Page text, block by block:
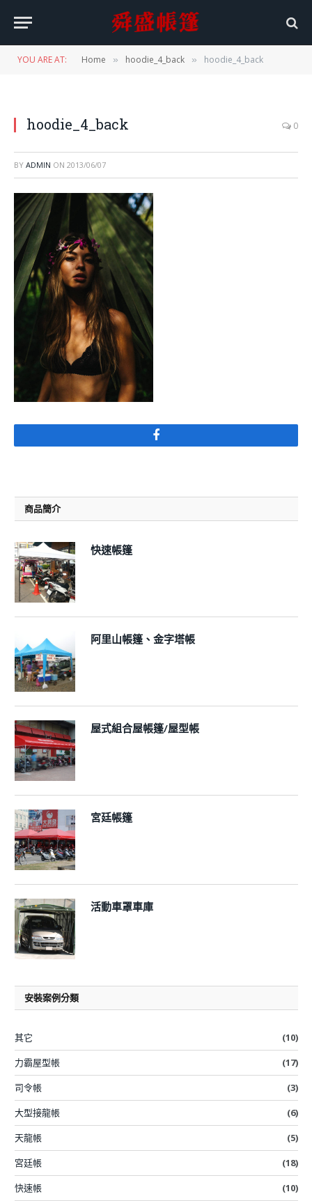
YOU ARE AT: Home » hoodie_4_back » hoodie_4_back
hoodie_4_back 0
BY ADMIN ON 2013/06/07
Facebook
商品簡介
快速帳篷
阿里山帳篷、金字塔帳
屋式組合屋帳篷/屋型帳
宮廷帳篷
活動車罩車庫
安裝案例分類
其它
(10)
力霸屋型帳
(17)
司令帳
(3)
大型接龍帳
(6)
天龍帳
(5)
宮廷帳
(18)
快速帳
(10)